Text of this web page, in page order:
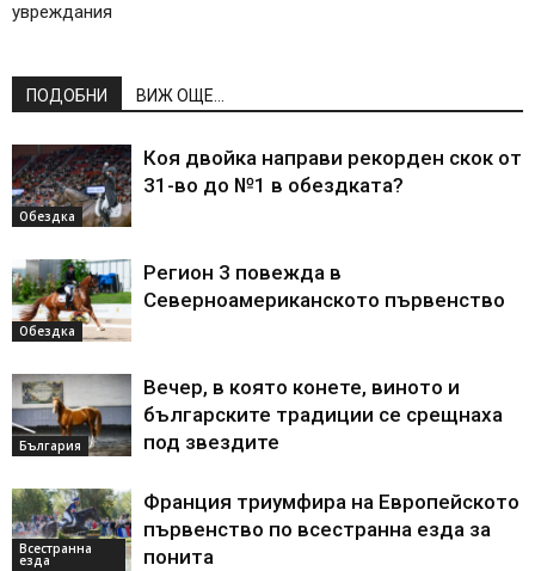
увреждания
ПОДОБНИ ВИЖ ОЩЕ...
Обездка
Коя двойка направи рекорден скок от
31-во до №1 в обездката?
Обездка
Регион 3 повежда в
Северноамериканското първенство
България
Вечер, в която конете, виното и
българските традиции се срещнаха
под звездите
Всестранна
езда
Франция триумфира на Европейското
първенство по всестранна езда за
понита